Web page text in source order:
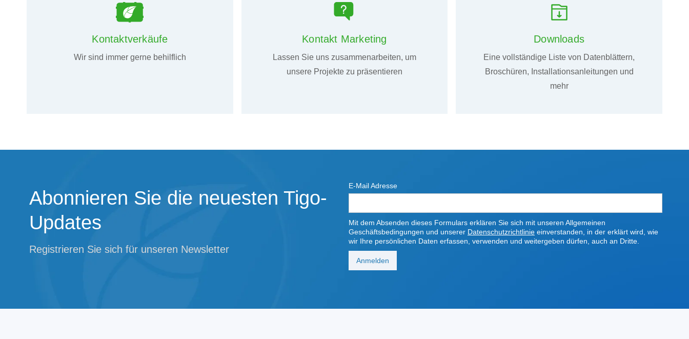
Kontaktverkäufe
Wir sind immer gerne behilflich
Kontakt Marketing
Lassen Sie uns zusammenarbeiten, um
unsere Projekte zu präsentieren
Downloads
Eine vollständige Liste von Datenblättern,
Broschüren, Installationsanleitungen und
mehr
Abonnieren Sie die neuesten Tigo-
Updates
Registrieren Sie sich für unseren Newsletter
E-Mail Adresse
Mit dem Absenden dieses Formulars erklären Sie sich mit unseren Allgemeinen
Geschäftsbedingungen und unserer Datenschutzrichtlinie einverstanden, in der erklärt wird, wie
wir Ihre persönlichen Daten erfassen, verwenden und weitergeben dürfen, auch an Dritte.